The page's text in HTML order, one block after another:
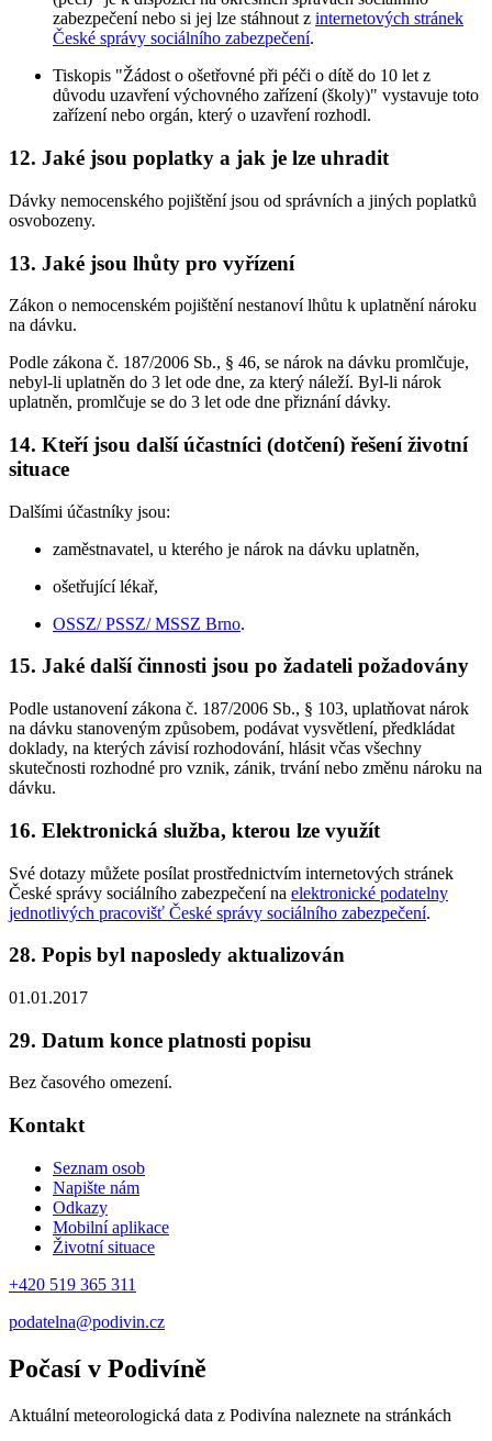
zabezpečení nebo si jej lze stáhnout z internetových stránek
České správy sociálního zabezpečení.
Tiskopis "Žádost o ošetřovné při péči o dítě do 10 let z
důvodu uzavření výchovného zařízení (školy)" vystavuje toto
zařízení nebo orgán, který o uzavření rozhodl.
12. Jaké jsou poplatky a jak je lze uhradit
Dávky nemocenského pojištění jsou od správních a jiných poplatků
osvobozeny.
13. Jaké jsou lhůty pro vyřízení
Zákon o nemocenském pojištění nestanoví lhůtu k uplatnění nároku
na dávku.
Podle zákona č. 187/2006 Sb., § 46, se nárok na dávku promlčuje,
nebyl-li uplatněn do 3 let ode dne, za který náleží. Byl-li nárok
uplatněn, promlčuje se do 3 let ode dne přiznání dávky.
14. Kteří jsou další účastníci (dotčení) řešení životní
situace
Dalšími účastníky jsou:
zaměstnavatel, u kterého je nárok na dávku uplatněn,
ošetřující lékař,
OSSZ/ PSSZ/ MSSZ Brno.
15. Jaké další činnosti jsou po žadateli požadovány
Podle ustanovení zákona č. 187/2006 Sb., § 103, uplatňovat nárok
na dávku stanoveným způsobem, podávat vysvětlení, předkládat
doklady, na kterých závisí rozhodování, hlásit včas všechny
skutečnosti rozhodné pro vznik, zánik, trvání nebo změnu nároku na
dávku.
16. Elektronická služba, kterou lze využít
Své dotazy můžete posílat prostřednictvím internetových stránek
České správy sociálního zabezpečení na elektronické podatelny
jednotlivých pracovišť České správy sociálního zabezpečení.
28. Popis byl naposledy aktualizován
01.01.2017
29. Datum konce platnosti popisu
Bez časového omezení.
Kontakt
Seznam osob
Napište nám
Odkazy
Mobilní aplikace
Životní situace
+420 519 365 311
podatelna@podivin.cz
Počasí v Podivíně
Aktuální meteorologická data z Podivína naleznete na stránkách